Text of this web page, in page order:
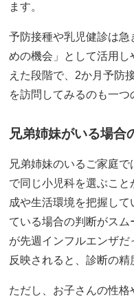
ます。
予防接種や乳児健診は
めの機会」として活用
えた段階で、2か月予防
を訪問してみるのも一つ
兄弟姉妹がいる場合
兄弟姉妹のいるご家庭
で同じ小児科を選ぶこ
成や生活環境を把握し
ている場合の判断がス
が先週インフルエンザ
反映されると、診断の精
ただし、お子さんの性